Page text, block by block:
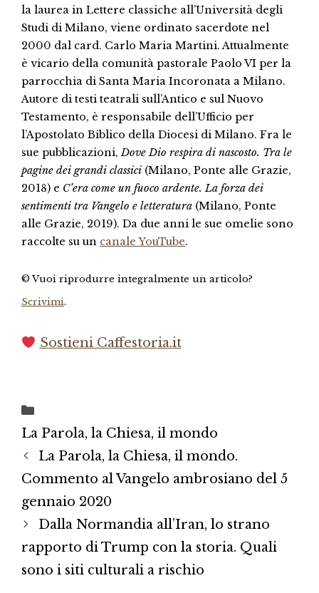
la laurea in Lettere classiche all’Università degli
Studi di Milano, viene ordinato sacerdote nel
2000 dal card. Carlo Maria Martini. Attualmente
è vicario della comunità pastorale Paolo VI per la
parrocchia di Santa Maria Incoronata a Milano.
Autore di testi teatrali sull’Antico e sul Nuovo
Testamento, è responsabile dell’Ufficio per
l’Apostolato Biblico della Diocesi di Milano. Fra le
sue pubblicazioni,Dove Dio respira di nascosto. Tra le
pagine dei grandi classici (Milano, Ponte alle Grazie,
2018) e C’era come un fuoco ardente. La forza dei
sentimenti tra Vangelo e letteratura (Milano, Ponte
alle Grazie, 2019). Da due anni le sue omelie sono
raccolte su un canale YouTube.
© Vuoi riprodurre integralmente un articolo?
Scrivimi.
Sostieni Caffestoria.it
La Parola, la Chiesa, il mondo
La Parola, la Chiesa, il mondo.
Commento al Vangelo ambrosiano del 5
gennaio 2020
Dalla Normandia all’Iran, lo strano
rapporto di Trump con la storia. Quali
sono i siti culturali a rischio